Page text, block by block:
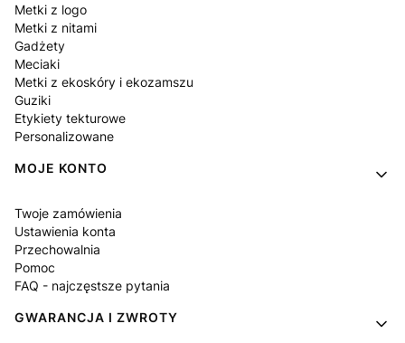
Metki z logo
Metki z nitami
Gadżety
Meciaki
Metki z ekoskóry i ekozamszu
Guziki
Etykiety tekturowe
Personalizowane
MOJE KONTO
Twoje zamówienia
Ustawienia konta
Przechowalnia
Pomoc
FAQ - najczęstsze pytania
GWARANCJA I ZWROTY